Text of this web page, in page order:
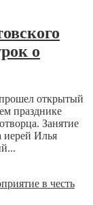
о
открытый
празднике
Занятие
иерей Илья